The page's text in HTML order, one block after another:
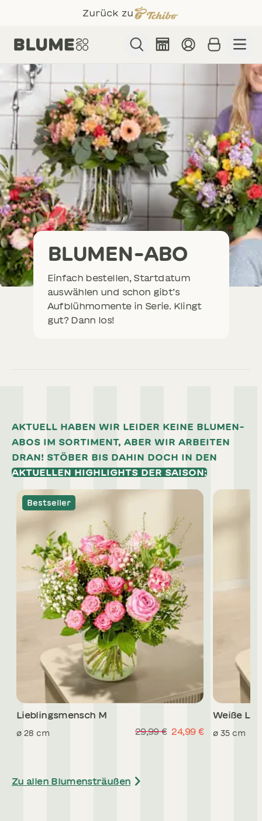
Zurück zu
Suche
BLUMEN & GESCHENKE
Verschicke Blumen mit Grußkarte & Geschenk!
ANLÄSSE
Finde für jeden Anlass die passenden Blumen!
BLUMEN-ABO
Einfach bestellen, Startdatum
auswählen und schon gibt’s
Aufblühmomente in Serie. Klingt
gut? Dann los!
AKTUELL HABEN WIR LEIDER KEINE BLUMEN-
ABOS IM SORTIMENT, ABER WIR ARBEITEN
DRAN! STÖBER BIS DAHIN DOCH IN DEN
AKTUELLEN HIGHLIGHTS DER SAISON:
Bestseller
Lieblingsmensch M
ø 28 cm 24,99 €
29,99 €
Weiße
ø 35cm
Zu allen Blumensträußen